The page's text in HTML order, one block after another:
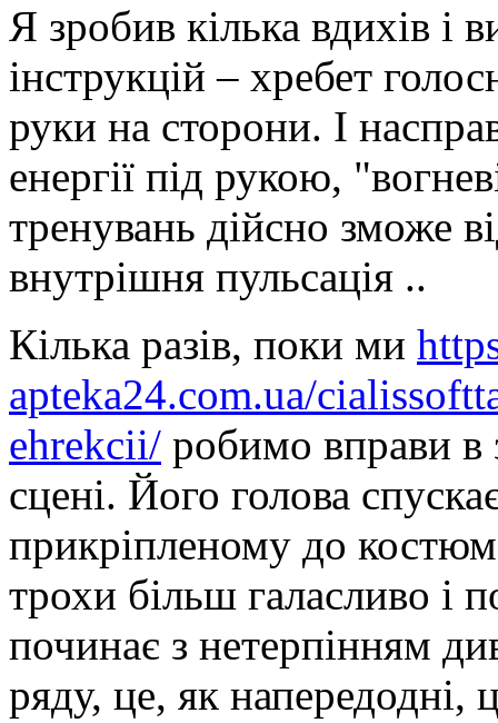
Я зробив кілька вдихів і
інструкцій – хребет
руки на сторони. І
енергії під рукою,
тренувань дійсно зможе
внутрішня пульсація ..
Кілька разів, поки ми
apteka24.com.ua/
ehrekcii/ робимо вправи в
сцені. Його голова
прикріпленому до
трохи більш галасливо і
починає з нетерпінням
ряду, це, як напередодні,